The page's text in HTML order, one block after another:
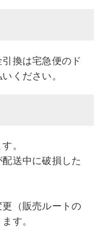
換は宅急便のド
ください。
。
送中に破損した
（販売ルートの
す。